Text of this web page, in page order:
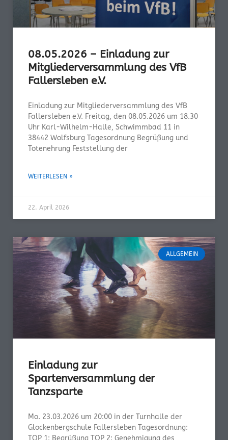
08.05.2026 – Einladung zur
Mitgliederversammlung des VfB
Fallersleben e.V.
Einladung zur Mitgliederversammlung des VfB
Fallersleben e.V. Freitag, den 08.05.2026 um 18.30
Uhr Karl-Wilhelm-Halle, Schwimmbad 11 in
38442 Wolfsburg Tagesordnung Begrüßung und
Totenehrung Feststellung der
WEITERLESEN »
22. April 2026
ALLGEMEIN
Einladung zur
Spartenversammlung der
Tanzsparte
Mo. 23.03.2026 um 20:00 in der Turnhalle der
Glockenbergschule Fallersleben Tagesordnung:
TOP 1: Begrüßung TOP 2: Genehmigung des